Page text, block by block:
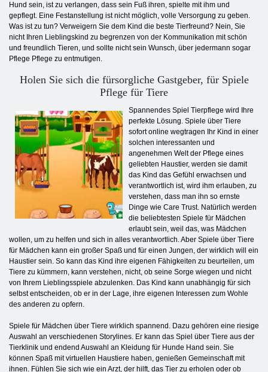
Hund sein, ist zu verlangen, dass sein Fuß ihren, spielte mit ihm und
gepflegt. Eine Festanstellung ist nicht möglich, volle Versorgung zu geben.
Was ist zu tun? Verweigern Sie dem Kind die beste Tierfreund? Nein, Sie
nicht Ihren Lieblingskind zu begrenzen von der Kommunikation mit schön
und freundlich Tieren, und sollte nicht sein Wunsch, über jedermann sogar
Pflege Pflege zu entmutigen.
Holen Sie sich die fürsorgliche Gastgeber, für Spiele
Pflege für Tiere
Spannendes Spiel Tierpflege wird Ihre
perfekte Lösung. Spiele über Tiere
sofort online wegtragen Ihr Kind in einer
solchen interessanten und
angenehmen Welt der Pflege eines
geliebten Haustier, werden sie damit
das Kind das Gefühl erwachsen und
verantwortlich ist, wird ihm erlauben, zu
verstehen, dass man ihn so ernste
Dinge wie Care Trust. Natürlich werden
die beliebtesten Spiele für Mädchen
erlaubt sein, weil das, was Mädchen
wollen, um zu helfen und sich in alles verantwortlich. Aber Spiele über Tiere
für Mädchen kann ein großer Spaß und für einen Jungen, der wirklich will ein
Haustier sein. So kann das Kind ihre eigenen Fähigkeiten zu beurteilen, um
Tiere zu kümmern, kann verstehen, nicht, ob seine Sorge wiegen und nicht
von Ihrem Lieblingsspiele abzulenken. Das Kind kann unabhängig für sich
selbst entscheiden, ob er in der Lage, ihre eigenen Interessen zum Wohle
des anderen zu opfern.
Spiele für Mädchen über Tiere wirklich spannend. Dazu gehören eine riesige
Auswahl an verschiedenen Storylines. Er kann das Spiel über Tiere aus der
Tierklinik und endend Auswahl an Kleidung für Hunde Hand sein. Sie
können Spaß mit virtuellen Haustiere haben, genießen Gemeinschaft mit
ihnen. Fühlen Sie sich wie ein Arzt, der hilft, das Tier zu erholen oder ob